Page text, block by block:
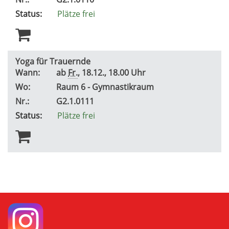
Status:
Plätze frei
Yoga für Trauernde
Wann:
ab Fr., 18.12., 18.00 Uhr
Wo:
Raum 6 - Gymnastikraum
Nr.:
G2.1.0111
Status:
Plätze frei